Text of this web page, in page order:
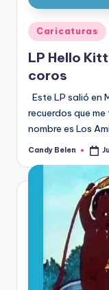
Posted
in
Caricaturas
LP Hello
coros
Este LP salió en
recuerdos que
nombre es Los
Posted
Candy Belen